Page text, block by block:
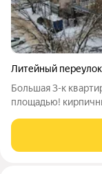
Литейный переулок
Большая 3-к
площадью! кирпичный дом 2000 г.п. НЕ угловая хороший
2000 года
этажа. В квартире